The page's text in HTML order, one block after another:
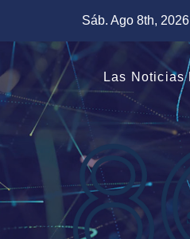
contenido
Sáb. Ago 8th, 2026
Las Noticias